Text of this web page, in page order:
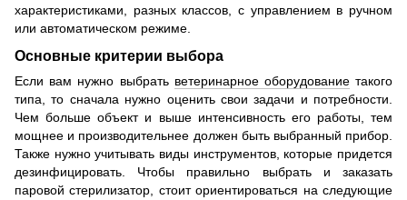
характеристиками, разных классов, с управлением в ручном
или автоматическом режиме.
Основные критерии выбора
Если вам нужно выбрать ветеринарное оборудованиетакого
типа, то сначала нужно оценить свои задачи и потребности.
Чем больше объект и выше интенсивность его работы, тем
мощнее и производительнее должен быть выбранный прибор.
Также нужно учитывать виды инструментов, которые придется
дезинфицировать. Чтобы правильно выбрать и заказать
паровой стерилизатор, стоит ориентироваться на следующие